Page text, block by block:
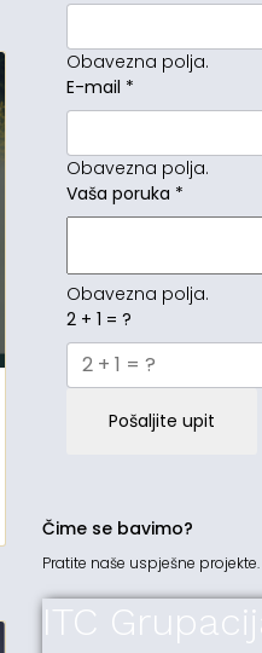
Obavezna polja.
E-mail *
Obavezna polja.
Vaša poruka *
Obavezna polja.
2 + 1 = ?
Pošaljite upit
Čime se bavimo?
Pratite naše uspješne projekte.
ITC